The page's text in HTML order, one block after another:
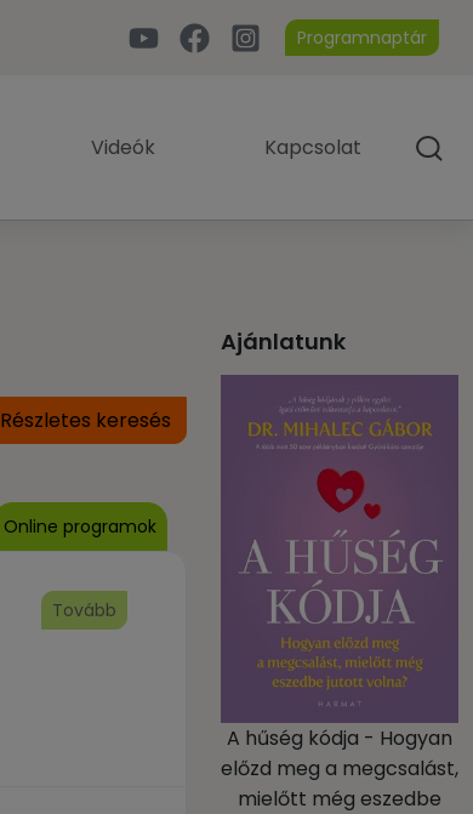
Programnaptár
Videók Kapcsolat
Részletes keresés
Online programok
Tovább
Ajánlatunk
A hűség kódja - Hogyan
előzd meg a megcsalást,
mielőtt még eszedbe